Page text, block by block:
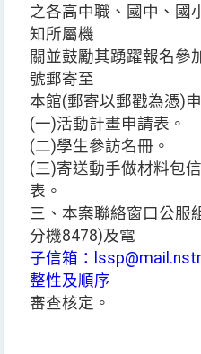
之各高中職、國中、國
知所屬機
關並鼓勵其踴躍報名參
號郵寄至
本館(郵寄以郵戳為憑)
(一)活動計畫申請表。
(二)學生參訪名冊。
(三)寄送動手做材料包
表。
三、本案聯絡窗口公服
分機8478)及電
子信箱：
整性及順序
審查核定。